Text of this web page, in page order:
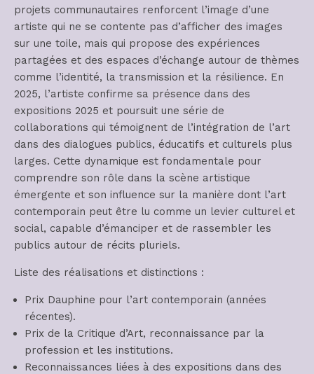
projets communautaires renforcent l’image d’une
artiste qui ne se contente pas d’afficher des images
sur une toile, mais qui propose des expériences
partagées et des espaces d’échange autour de thèmes
comme l’identité, la transmission et la résilience. En
2025, l’artiste confirme sa présence dans des
expositions 2025 et poursuit une série de
collaborations qui témoignent de l’intégration de l’art
dans des dialogues publics, éducatifs et culturels plus
larges. Cette dynamique est fondamentale pour
comprendre son rôle dans la scène artistique
émergente et son influence sur la manière dont l’art
contemporain peut être lu comme un levier culturel et
social, capable d’émanciper et de rassembler les
publics autour de récits pluriels.
Liste des réalisations et distinctions :
Prix Dauphine pour l’art contemporain (années
récentes).
Prix de la Critique d’Art, reconnaissance par la
profession et les institutions.
Reconnaissances liées à des expositions dans des